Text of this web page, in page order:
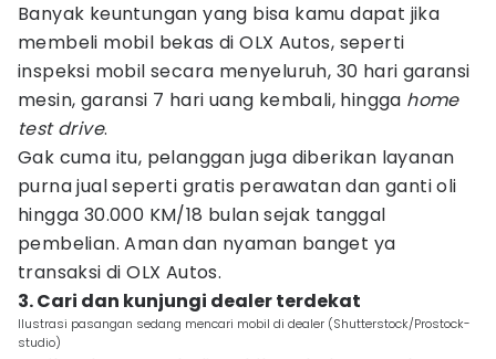
Banyak keuntungan yang bisa kamu dapat jika
membeli mobil bekas di OLX Autos, seperti
inspeksi mobil secara menyeluruh, 30 hari garansi
mesin, garansi 7 hari uang kembali, hingga home
test drive.
Gak cuma itu, pelanggan juga diberikan layanan
purna jual seperti gratis perawatan dan ganti oli
hingga 30.000 KM/18 bulan sejak tanggal
pembelian. Aman dan nyaman banget ya
transaksi di OLX Autos.
3. Cari dan kunjungi dealer terdekat
Ilustrasi pasangan sedang mencari mobil di dealer (Shutterstock/Prostock-
studio)